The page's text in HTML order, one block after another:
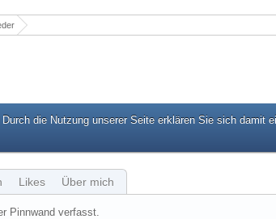
die Nutzung unserer Seite erklären Sie sich damit
Likes Über mich
Pinnwand verfasst.